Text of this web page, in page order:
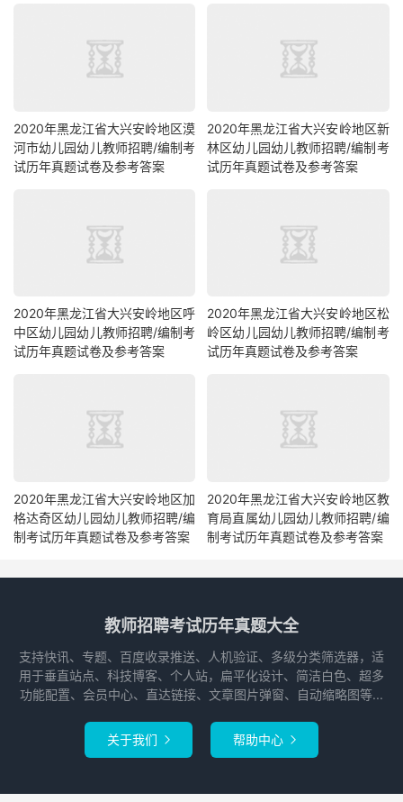
2020年黑龙江省大兴安岭地区漠
河市幼儿园幼儿教师招聘/编制考
试历年真题试卷及参考答案
2020年黑龙江省大兴安岭地区新
林区幼儿园幼儿教师招聘/编制考
试历年真题试卷及参考答案
2020年黑龙江省大兴安岭地区呼
中区幼儿园幼儿教师招聘/编制考
试历年真题试卷及参考答案
2020年黑龙江省大兴安岭地区松
岭区幼儿园幼儿教师招聘/编制考
试历年真题试卷及参考答案
2020年黑龙江省大兴安岭地区加
格达奇区幼儿园幼儿教师招聘/编
制考试历年真题试卷及参考答案
2020年黑龙江省大兴安岭地区教
育局直属幼儿园幼儿教师招聘/编
制考试历年真题试卷及参考答案
教师招聘考试历年真题大全
支持快讯、专题、百度收录推送、人机验证、多级分类筛选器，适
用于垂直站点、科技博客、个人站，扁平化设计、简洁白色、超多
功能配置、会员中心、直达链接、文章图片弹窗、自动缩略图等...
关于我们  帮助中心 